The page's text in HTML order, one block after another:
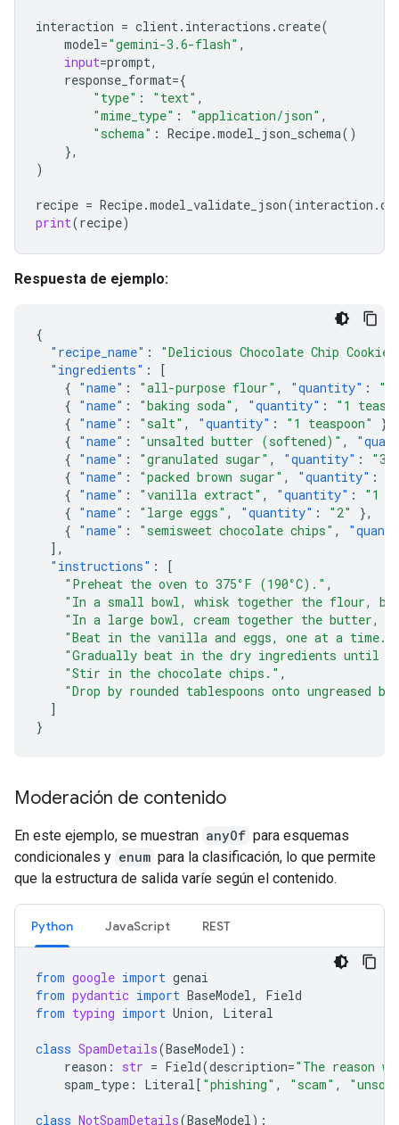
interaction = client. interactions .create(
model="gemini-3.6-flash" ,
input=prompt,
response_format={
"type" : "text" ,
"mime_type" : "application/json" ,
"schema" : Recipe.model_json_schema()
},
)
recipe = Recipe.model_validate_json(interaction .
print(recipe)
Respuesta de ejemplo:
{
"recipe_name" :
"Delicious Chocolate Chip
"ingredients" :
[
{ "name" : "all-purpose flour" , "quantity" :
"2
{ "name" : "baking soda" , "quantity" :
"1
{ "name" : "salt" , "quantity" : "1 teaspoon"
},
{ "name" : "unsalted butter (softened)" ,
{ "name" : "granulated sugar" , "quantity" :
"3/
{ "name" : "packed brown sugar" , "quantity" :
{ "name" : "vanilla extract" , "quantity" :
"1
{ "name" : "large eggs" , "quantity" : "2"
},
{ "name" : "semisweet chocolate chips" ,
],
"instructions" :
[
"Preheat the oven to 375°F (190°C)." ,
"In a small bowl, whisk together the flour,
"In a large bowl, cream together the butter,
"Beat in the vanilla and eggs, one at a time."
"Gradually beat in the dry ingredients until
"Stir in the chocolate chips." ,
"Drop by rounded tablespoons onto ungreased
]
}
Moderación de contenido
En este ejemplo, se muestran anyOf para esquemas
condicionales y enum para la clasificación, lo que permite
que la estructura de salida varíe según el contenido.
Python JavaScript REST
from google import genai
from pydantic import BaseModel,
Field
from typing import Union, Literal
class SpamDetails(BaseModel):
reason : str = Field(description="The reason
spam_type : Literal[ "phishing" , "scam" ,
class NotSpamDetails(BaseModel):